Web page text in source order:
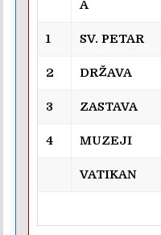
A
1 SV. PETAR
2 DRŽAVA
3 ZASTAVA
4 MUZEJI
VATIKAN